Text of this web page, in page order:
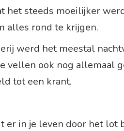
het steeds moeilijker
alles rond te krijgen.
werd het meestal
vellen ook nog allemaal
tot een krant.
er in je leven door het lot